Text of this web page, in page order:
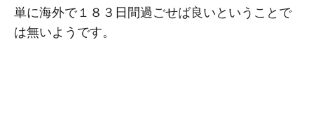
単に海外で１８３⽇間過ごせば良いということで
は無いようです。